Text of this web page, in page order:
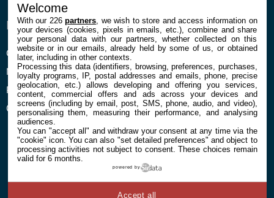
ENTREPRISE
Confidentialité et Cookies
Mentions légales et CGU
Préférences Cookies
Qui sommes nous
À PROPOS
Contact
Welcome
With our 226partners , we wish to store and access information on
your devices (cookies, pixels in emails, etc.), combine and share
your personal data with our partners, whether collected on this
website or in our emails, already held by some of us, or obtained
later, including in other contexts.
Processing this data (identifiers, browsing, preferences, purchases,
loyalty programs, IP, postal addresses and emails, phone, precise
geolocation, etc.) allows developing and offering you services,
content, commercial offers and ads across your devices and
screens (including by email, post, SMS, phone, audio, and video),
personalising them, measuring their performance, and analysing
audiences.
You can "accept all" and withdraw your consent at any time via the
"cookie" icon. You can also "set detailed preferences" and object to
processing activities not subject to consent. These choices remain
valid for 6 months.
powered by
Accept all